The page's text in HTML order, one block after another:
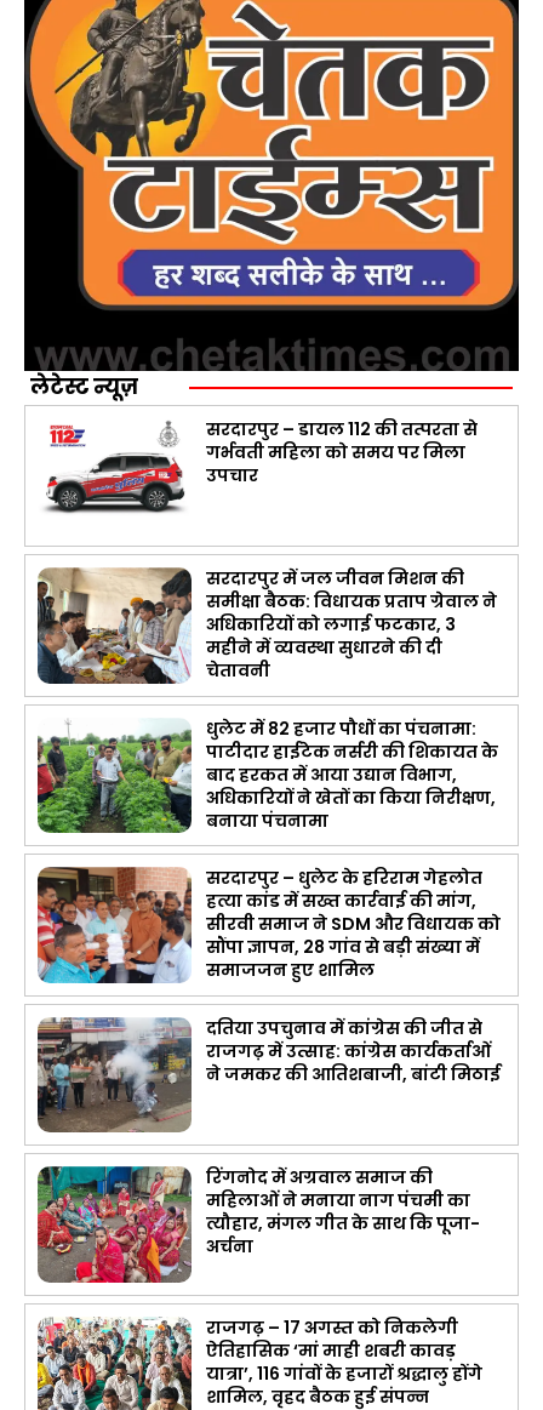
लेटेस्ट न्यूज़
सरदारपुर – डायल 112 की तत्परता से
गर्भवती महिला को समय पर मिला
उपचार
सरदारपुर में जल जीवन मिशन की
समीक्षा बैठक: विधायक प्रताप ग्रेवाल ने
अधिकारियों को लगाई फटकार, 3
महीने में व्यवस्था सुधारने की दी
चेतावनी
धुलेट में 82 हजार पौधों का पंचनामा:
पाटीदार हाईटेक नर्सरी की शिकायत के
बाद हरकत में आया उद्यान विभाग,
अधिकारियों ने खेतों का किया निरीक्षण,
बनाया पंचनामा
सरदारपुर – धुलेट के हरिराम गेहलोत
हत्या कांड में सख्त कार्रवाई की मांग,
सीरवी समाज ने SDM और विधायक को
सौंपा ज्ञापन, 28 गांव से बड़ी संख्या में
समाजजन हुए शामिल
दतिया उपचुनाव में कांग्रेस की जीत से
राजगढ़ में उत्साह: कांग्रेस कार्यकर्ताओं
ने जमकर की आतिशबाजी, बांटी मिठाई
रिंगनोद में अग्रवाल समाज की
महिलाओं ने मनाया नाग पंचमी का
त्यौहार, मंगल गीत के साथ कि पूजा-
अर्चना
राजगढ़ – 17 अगस्त को निकलेगी
ऐतिहासिक ‘मां माही शबरी कावड़
यात्रा’, 116 गांवों के हजारों श्रद्धालु होंगे
शामिल, वृहद बैठक हुई संपन्न